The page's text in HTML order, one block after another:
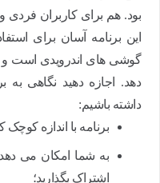
بود. هم برای کاربران
این برنامه آسان برای
گوشی های اندرویدی است و
داشته باشیم:
برنامه با اندازه
به شما امکان می دهد
اشتراک بگذارید؛